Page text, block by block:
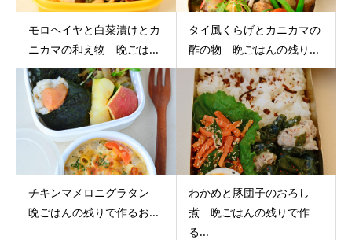
モロヘイヤと白菜漬けとカ
ニカマの和え物 晩ごは...
タイ風くらげとカニカマの
酢の物 晩ごはんの残り...
チキンマメロニグラタン
晩ごはんの残りで作るお...
わかめと豚団子のおろし
煮 晩ごはんの残りで作
る...